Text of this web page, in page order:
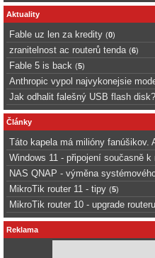
Aktuality
Fable uz len za kredity (0)
zranitelnost ac routerů tenda (6)
Fable 5 is back (5)
Anthropic vypol najvykonejsie
Jak odhalit falešný USB flash disk?
Články
Táto kapela má milióny fanúšikov.
Windows 11 - připojení současně
NAS QNAP - výměna
MikroTik router 11 - tipy (5)
MikroTik router 10 - upgrade routeru
Reklama